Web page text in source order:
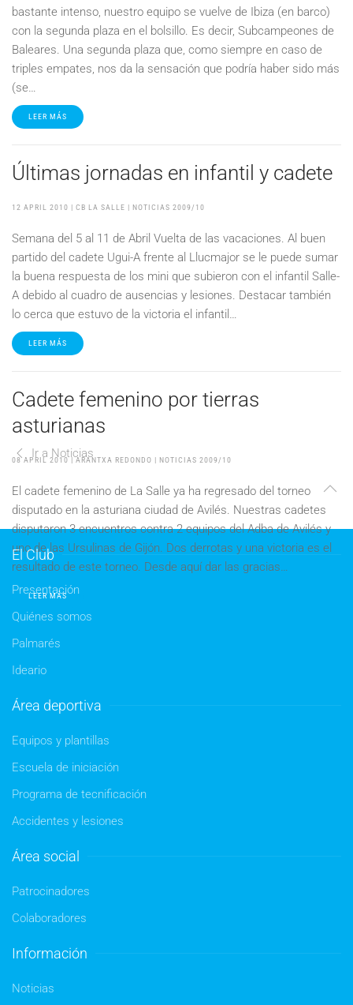
bastante intenso, nuestro equipo se vuelve de Ibiza (en barco)
con la segunda plaza en el bolsillo. Es decir, Subcampeones de
Baleares. Una segunda plaza que, como siempre en caso de
triples empates, nos da la sensación que podría haber sido más
(se…
LEER MÁS
Últimas jornadas en infantil y cadete
12 APRIL 2010 | CB LA SALLE | NOTICIAS 2009/10
Semana del 5 al 11 de Abril Vuelta de las vacaciones. Al buen
partido del cadete Ugui-A frente al Llucmajor se le puede sumar
la buena respuesta de los mini que subieron con el infantil Salle-
A debido al cuadro de ausencias y lesiones. Destacar también
lo cerca que estuvo de la victoria el infantil…
LEER MÁS
Cadete femenino por tierras
asturianas
08 APRIL 2010| ARANTXA REDONDO | NOTICIAS 2009/10
El cadete femenino de La Salle ya ha regresado del torneo
disputado en la asturiana ciudad de Avilés. Nuestras cadetes
disputaron 3 encuentros contra 2 equipos del Adba de Avilés y
uno de las Ursulinas de Gijón. Dos derrotas y una victoria es el
resultado de este torneo. Desde aquí dar las gracias…
LEER MÁS
Ir a Noticias
El Club
Presentación
Quiénes somos
Palmarés
Ideario
Área deportiva
Equipos y plantillas
Escuela de iniciación
Programa de tecnificación
Accidentes y lesiones
Área social
Patrocinadores
Colaboradores
Información
Noticias